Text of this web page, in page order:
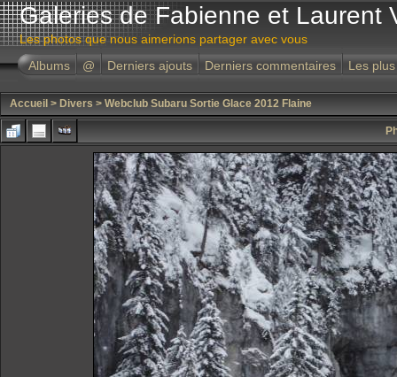
Galeries de Fabienne et Laurent
Les photos que nous aimerions partager avec vous
Albums
@ Derniers ajouts Derniers commentaires Les
Accueil > Divers > Webclub Subaru Sortie Glace 2012 Flaine